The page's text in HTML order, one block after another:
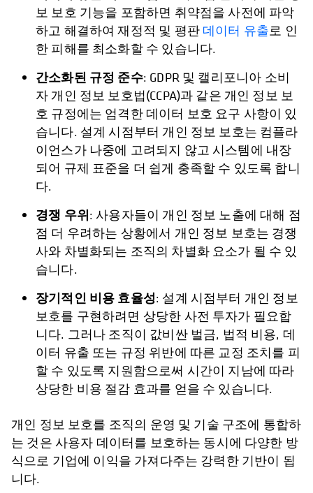
보 보호 기능을 포함하면 취약점을 사전에 파악
하고 해결하여 재정적 및 평판 데이터 유출로 인
한 피해를 최소화할 수 있습니다.
간소화된 규정 준수: GDPR 및 캘리포니아 소비
자 개인 정보 보호법(CCPA)과 같은 개인 정보 보
호 규정에는 엄격한 데이터 보호 요구 사항이 있
습니다. 설계 시점부터 개인 정보 보호는 컴플라
이언스가 나중에 고려되지 않고 시스템에 내장
되어 규제 표준을 더 쉽게 충족할 수 있도록 합니
다.
경쟁 우위: 사용자들이 개인 정보 노출에 대해 점
점 더 우려하는 상황에서 개인 정보 보호는 경쟁
사와 차별화되는 조직의 차별화 요소가 될 수 있
습니다.
장기적인 비용 효율성: 설계 시점부터 개인 정보
보호를 구현하려면 상당한 사전 투자가 필요합
니다. 그러나 조직이 값비싼 벌금, 법적 비용, 데
이터 유출 또는 규정 위반에 따른 교정 조치를 피
할 수 있도록 지원함으로써 시간이 지남에 따라
상당한 비용 절감 효과를 얻을 수 있습니다.
개인 정보 보호를 조직의 운영 및 기술 구조에 통합하
는 것은 사용자 데이터를 보호하는 동시에 다양한 방
식으로 기업에 이익을 가져다주는 강력한 기반이 됩
니다.